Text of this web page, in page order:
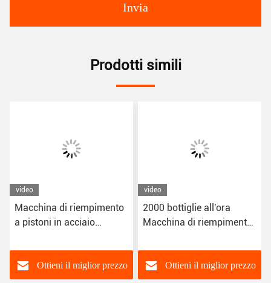
Invia
Prodotti simili
video
Macchina di riempimento
a pistoni in acciaio
2000 bottiglie/ora
Capacità 50-1000 ml
Volume di riempimento
Ottieni il miglior prezzo
video
2000 bottiglie all'ora
Macchina di riempimento
inossidabile
completamente
automatica
Ottieni il miglior prezzo